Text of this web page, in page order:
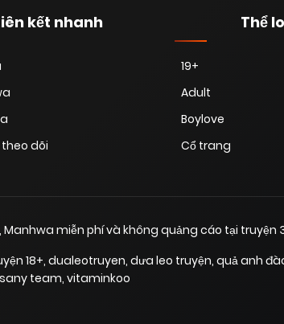
kết nhanh
dõi
Thể
19+
Adult
Boylove
Cổ trang
miễn phí và không quảng cáo tại truyện
18+, dualeotruyen, dưa leo truyện, quả anh
sany team, vitaminkoo